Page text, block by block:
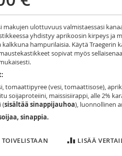
makujen ulottuvuus valmistaessasi
yhdistyyaprikoosin kirpeys ja
kalkkuna hampurilaisia. Käytä
sopivat myös
tomaattipyree (vesi, tomaattisose),
soijaproteiini, maissisiirappi, alle 2%
(sisältää sinappijauhoa), luonnollinen
sinappia.
LISÄÄ